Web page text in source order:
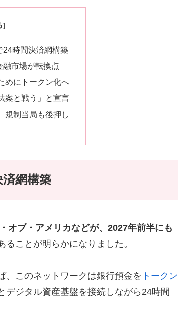
24時間決済網構築
融市場が転換点
めにトークン化へ
案と戦う」と宣言
規制当局も後押し
網構築
オブ・アメリカなどが、2027年前半にも
ることが明らかになりました。
、このネットワークは銀行預金を トークン
デジタル資産基盤を接続しながら24時間